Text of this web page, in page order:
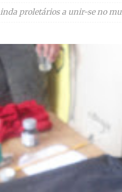
proletários a unir-se no